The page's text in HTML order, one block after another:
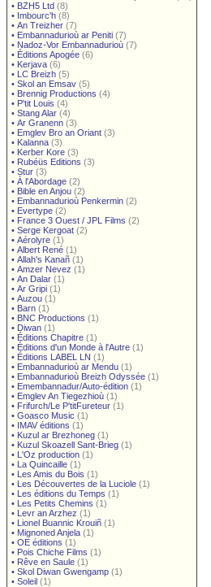
• BZH5 Ltd (8)
• Imbourc'h (8)
• An Treizher (7)
• Embannadurioù ar Peniti (7)
• Nadoz-Vor Embannadurioù (7)
• Éditions Apogée (6)
• Kerjava (6)
• LC Breizh (5)
• Skol an Emsav (5)
• Brennig Productions (4)
• P'tit Louis (4)
• Stang Alar (4)
• Ar Granenn (3)
• Emglev Bro an Oriant (3)
• Kalanna (3)
• Kerber Kore (3)
• Rubéüs Editions (3)
• Stur (3)
• À l'Abordage (2)
• Bible en Anjou (2)
• Embannadurioù Penkermin (2)
• Evertype (2)
• France 3 Ouest / JPL Films (2)
• Serge Kergoat (2)
• Aérolyre (1)
• Albert René (1)
• Allah's Kanañ (1)
• Amzer Nevez (1)
• An Dalar (1)
• Ar Gripi (1)
• Auzou (1)
• Barn (1)
• BNC Productions (1)
• Diwan (1)
• Éditions Chapitre (1)
• Éditions d'un Monde à l'Autre (1)
• Éditions LABEL LN (1)
• Embannadurioù ar Mendu (1)
• Embannadurioù Breizh Odyssée (1)
• Emembannadur/Auto-édition (1)
• Emglev An Tiegezhioù (1)
• Frifurch/Le P'titFureteur (1)
• Goasco Music (1)
• IMAV éditions (1)
• Kuzul ar Brezhoneg (1)
• Kuzul Skoazell Sant-Brieg (1)
• L'Oz production (1)
• La Quincaille (1)
• Les Amis du Bois (1)
• Les Découvertes de la Luciole (1)
• Les éditions du Temps (1)
• Les Petits Chemins (1)
• Levr an Arzhez (1)
• Lionel Buannic Krouiñ (1)
• Mignoned Anjela (1)
• OE éditions (1)
• Pois Chiche Films (1)
• Rêve en Saule (1)
• Skol Diwan Gwengamp (1)
• Soleil (1)